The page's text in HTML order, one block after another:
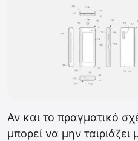
Αν και το πραγματικό
μπορεί να μην